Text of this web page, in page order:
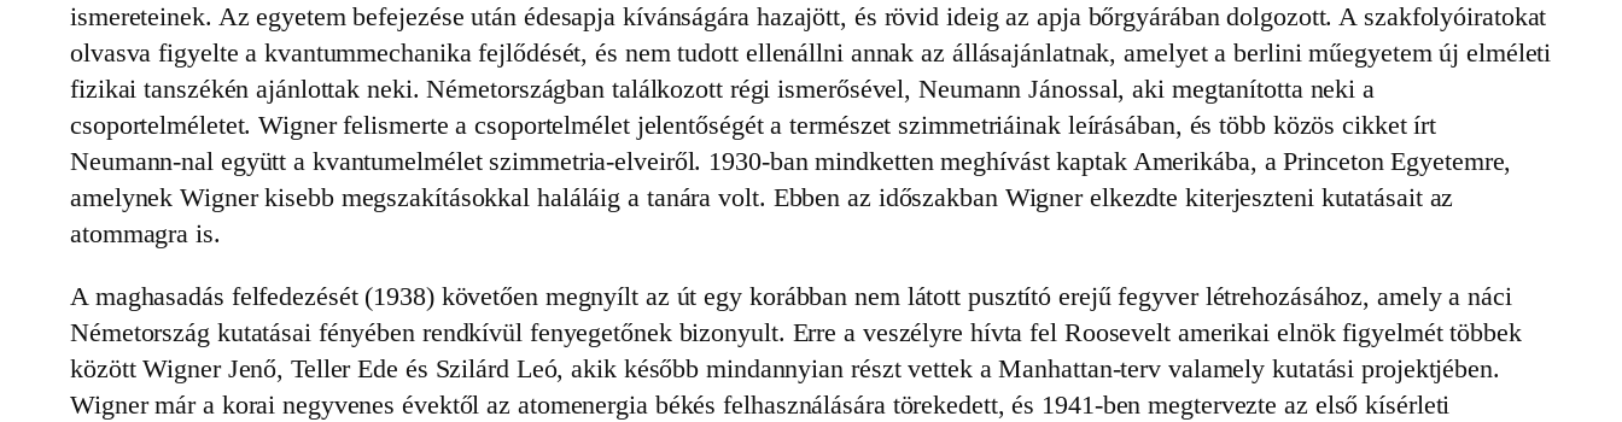
ismereteinek. Az egyetem befejezése után édesapja kívánságára hazajött, és rövid ideig az apja bőrgyárában dolgozott. A szakfolyóiratokat
olvasva figyelte a kvantummechanika fejlődését, és nem tudott ellenállni annak az állásajánlatnak, amelyet a berlini műegyetem új elméleti
fizikai tanszékén ajánlottak neki. Németországban találkozott régi ismerősével, Neumann Jánossal, aki megtanította neki a
csoportelméletet. Wigner felismerte a csoportelmélet jelentőségét a természet szimmetriáinak leírásában, és több közös cikket írt
Neumann-nal együtt a kvantumelmélet szimmetria-elveiről. 1930-ban mindketten meghívást kaptak Amerikába, a Princeton Egyetemre,
amelynek Wigner kisebb megszakításokkal haláláig a tanára volt. Ebben az időszakban Wigner elkezdte kiterjeszteni kutatásait az
atommagra is.
A maghasadás felfedezését (1938) követően megnyílt az út egy korábban nem látott pusztító erejű fegyver létrehozásához, amely a náci
Németország kutatásai fényében rendkívül fenyegetőnek bizonyult. Erre a veszélyre hívta fel Roosevelt amerikai elnök figyelmét többek
között Wigner Jenő, Teller Ede és Szilárd Leó, akik később mindannyian részt vettek a Manhattan-terv valamely kutatási projektjében.
Wigner már a korai negyvenes évektől az atomenergia békés felhasználására törekedett, és 1941-ben megtervezte az első kísérleti